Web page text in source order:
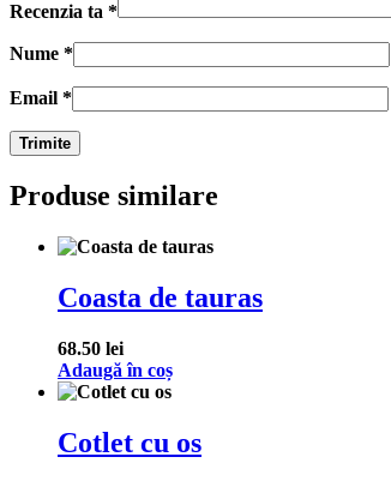
Recenzia ta *
Nume *
Email *
Produse similare
Coasta de tauras
68.50 lei
Adaugă în coș
Cotlet cu os